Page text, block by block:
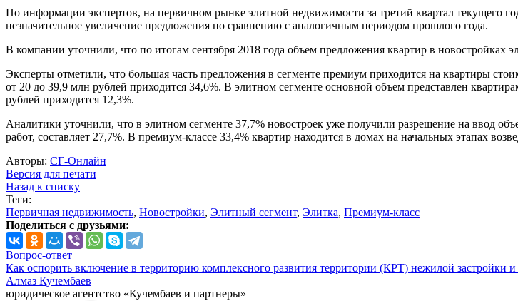
По информации экспертов, на первичном рынке элитной недвижимости за третий квартал текущего
незначительное увеличение предложения по сравнению с аналогичным периодом прошлого года.
В компании уточнили, что по итогам сентября 2018 года объем предложения квартир в новостройках
Эксперты отметили, что большая часть предложения в сегменте премиум приходится на квартиры
от 20 до 39,9 млн рублей приходится 34,6%. В элитном сегменте основной объем представлен
рублей приходится 12,3%.
Аналитики уточнили, что в элитном сегменте 37,7% новостроек уже получили разрешение на ввод
работ, составляет 27,7%. В премиум-классе 33,4% квартир находится в домах на начальных этапах
Авторы: СГ-Онлайн
Версия для печати
Назад к списку
Теги:
Первичная недвижимость, Новостройки, Элитный сегмент, Элитка, Премиум-класс
Поделиться с друзьями:
Вопрос-ответ
Как оспорить включение в территорию комплексного развития территории (КРТ) нежилой застройки и
Алмаз Кучембаев
юридическое агентство «Кучембаев и партнеры»